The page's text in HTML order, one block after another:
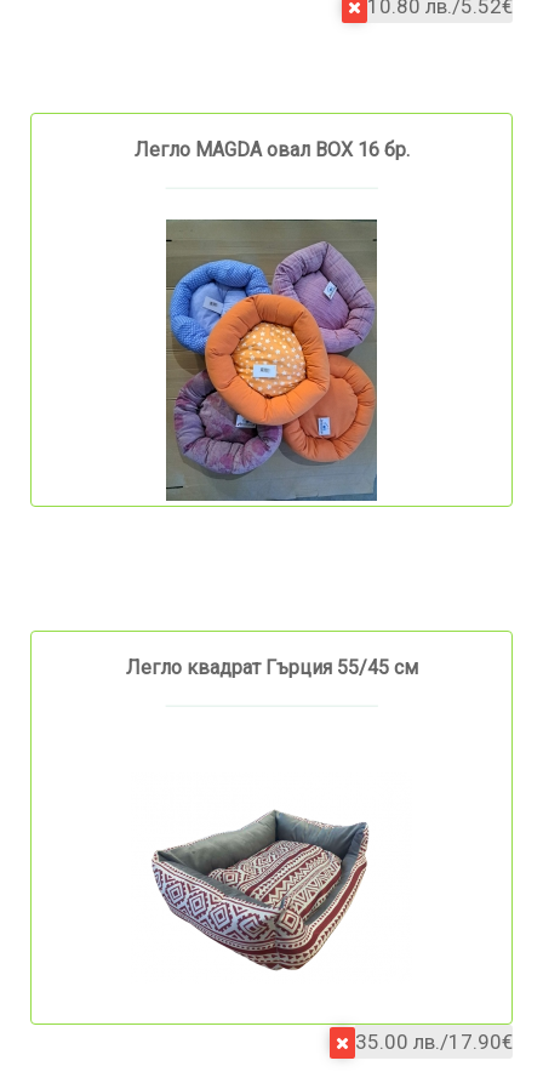
10.80 лв./5.52€
Легло MAGDA овал BOX 16 бр.
Легло квадрат Гърция 55/45 см
35.00 лв./17.90€